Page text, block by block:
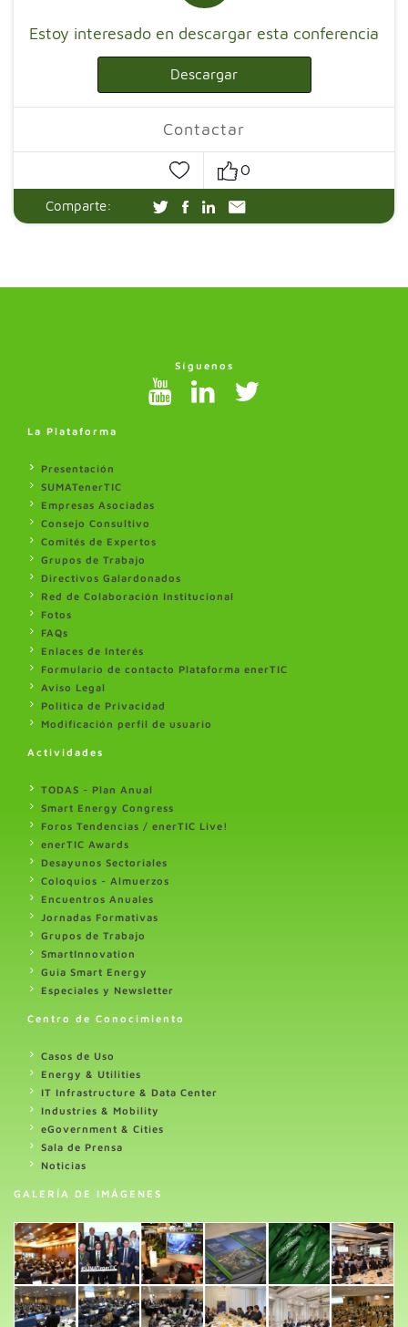
Estoy interesado en descargar esta conferencia
Descargar
Contactar
0
Comparte:
Síguenos
La Plataforma
Presentación
SUMATenerTIC
Empresas Asociadas
Consejo Consultivo
Comités de Expertos
Grupos de Trabajo
Directivos Galardonados
Red de Colaboración Institucional
Fotos
FAQs
Enlaces de Interés
Formulario de contacto Plataforma enerTIC
Aviso Legal
Politica de Privacidad
Modificación perfil de usuario
Actividades
TODAS - Plan Anual
Smart Energy Congress
Foros Tendencias / enerTIC Live!
enerTIC Awards
Desayunos Sectoriales
Coloquios - Almuerzos
Encuentros Anuales
Jornadas Formativas
Grupos de Trabajo
SmartInnovation
Guia Smart Energy
Especiales y Newsletter
Centro de Conocimiento
Casos de Uso
Energy & Utilities
IT Infrastructure & Data Center
Industries & Mobility
eGovernment & Cities
Sala de Prensa
Noticias
GALERÍA DE IMÁGENES